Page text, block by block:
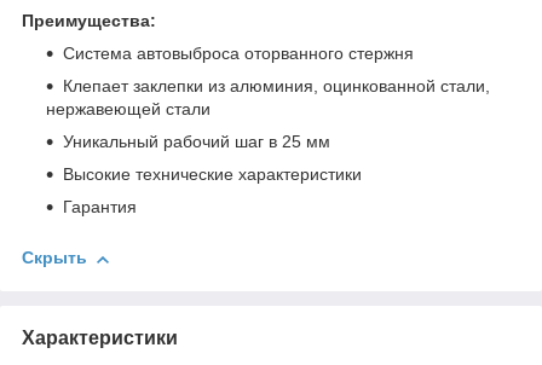
Преимущества:
Система автовыброса оторванного стержня
Клепает заклепки из алюминия, оцинкованной стали,
нержавеющей стали
Уникальный рабочий шаг в 25 мм
Высокие технические характеристики
Гарантия
Скрыть
Характеристики